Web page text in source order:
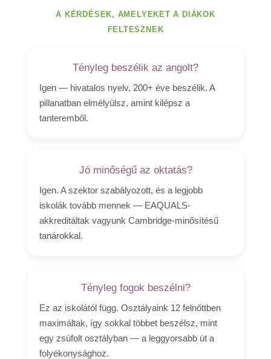
A KÉRDÉSEK, AMELYEKET A DIÁKOK
FELTESZNEK
Tényleg beszélik az angolt?
Igen — hivatalos nyelv, 200+ éve beszélik. A
pillanatban elmélyülsz, amint kilépsz a
tanteremből.
Jó minőségű az oktatás?
Igen. A szektor szabályozott, és a legjobb
iskolák tovább mennek — EAQUALS-
akkreditáltak vagyunk Cambridge-minősítésű
tanárokkal.
Tényleg fogok beszélni?
Ez az iskolától függ. Osztályaink 12 felnőttben
maximáltak, így sokkal többet beszélsz, mint
egy zsúfolt osztályban — a leggyorsabb út a
folyékonysághoz.